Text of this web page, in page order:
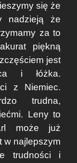
się że
nadzieją że
za to
piękną
jest
i łóżka.
z Niemiec.
trudna,
Leny to
może już
w najlepszym
trudności i